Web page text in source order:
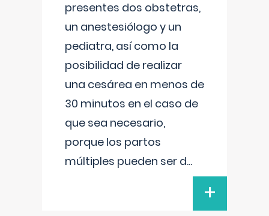
presentes dos obstetras,
un anestesiólogo y un
pediatra, así como la
posibilidad de realizar
una cesárea en menos de
30 minutos en el caso de
que sea necesario,
porque los partos
múltiples pueden ser d...
+